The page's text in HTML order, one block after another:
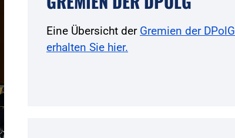
Eine Übersicht der Gremien der DPolG
erhalten Sie hier.